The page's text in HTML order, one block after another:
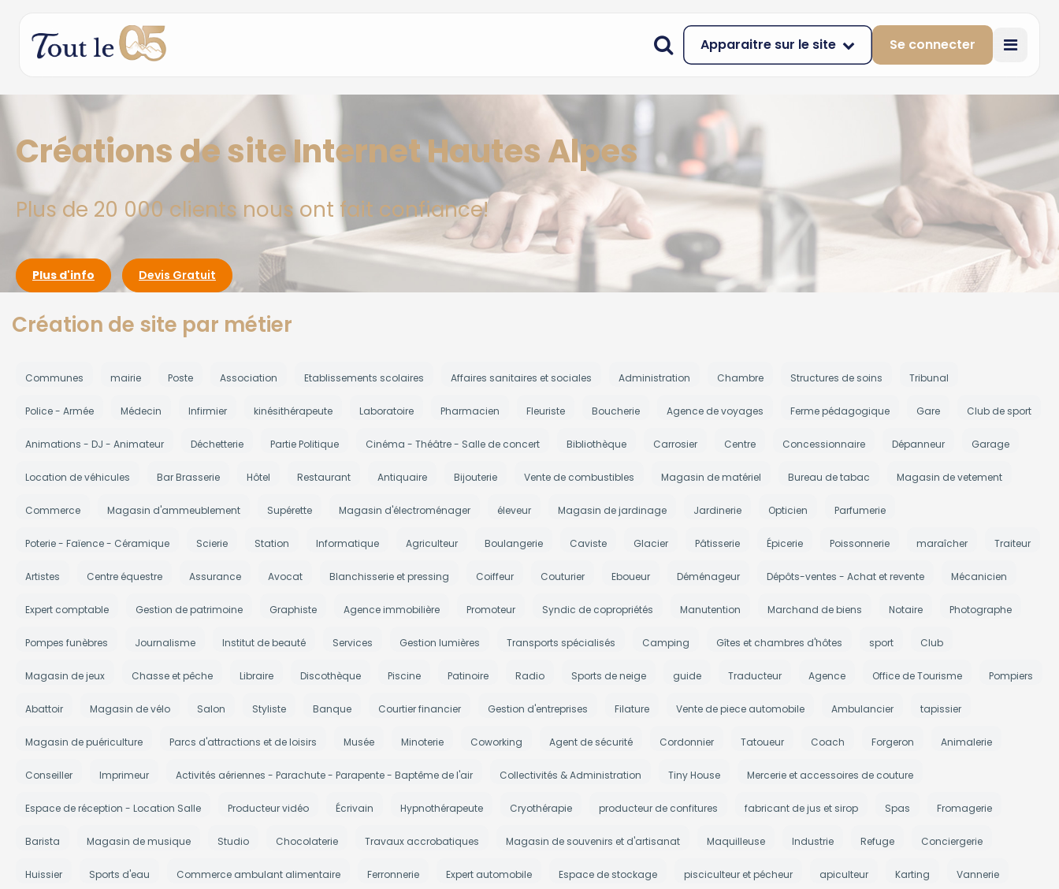
Apparaitre sur le site Se connecter
Créations de site Internet Hautes Alpes
Plus de 20 000 clients nous ont fait confiance!
Plus d'info Devis Gratuit
Création de site par métier
Communes mairie Poste Association Etablissements scolaires Affaires sanitaires et sociales Administration Chambre Structures de soins Tribunal
Police - Armée Médecin Infirmier kinésithérapeute Laboratoire Pharmacien Fleuriste Boucherie Agence de voyages Ferme pédagogique Gare Club de sport
Animations - DJ - Animateur Déchetterie Partie Politique Cinéma - Théâtre - Salle de concert Bibliothèque Carrosier Centre Concessionnaire Dépanneur Garage
Location de véhicules Bar Brasserie Hôtel Restaurant Antiquaire Bijouterie Vente de combustibles Magasin de matériel Bureau de tabac Magasin de vetement
Commerce Magasin d'ammeublement Supérette Magasin d'électroménager éleveur Magasin de jardinage Jardinerie Opticien Parfumerie
Poterie - Faïence - Céramique Scierie Station Informatique Agriculteur Boulangerie Caviste Glacier Pâtisserie Épicerie Poissonnerie maraîcher Traiteur
Artistes Centre équestre Assurance Avocat Blanchisserie et pressing Coiffeur Couturier Eboueur Déménageur Dépôts-ventes - Achat et revente Mécanicien
Expert comptable Gestion de patrimoine Graphiste Agence immobilière Promoteur Syndic de copropriétés Manutention Marchand de biens Notaire Photographe
Pompes funèbres Journalisme Institut de beauté Services Gestion lumières Transports spécialisés Camping Gîtes et chambres d'hôtes sport Club
Magasin de jeux Chasse et pêche Libraire Discothèque Piscine Patinoire Radio Sports de neige guide Traducteur Agence Office de Tourisme Pompiers
Abattoir Magasin de vélo Salon Styliste Banque Courtier financier Gestion d'entreprises Filature Vente de piece automobile Ambulancier tapissier
Magasin de puériculture Parcs d'attractions et de loisirs Musée Minoterie Coworking Agent de sécurité Cordonnier Tatoueur Coach Forgeron Animalerie
Conseiller Imprimeur Activités aériennes - Parachute - Parapente - Baptême de l'air Collectivités & Administration Tiny House Mercerie et accessoires de couture
Espace de réception - Location Salle Producteur vidéo Écrivain Hypnothérapeute Cryothérapie producteur de confitures fabricant de jus et sirop Spas Fromagerie
Barista Magasin de musique Studio Chocolaterie Travaux accrobatiques Magasin de souvenirs et d'artisanat Maquilleuse Industrie Refuge Conciergerie
Huissier Sports d'eau Commerce ambulant alimentaire Ferronnerie Expert automobile Espace de stockage pisciculteur et pécheur apiculteur Karting Vannerie